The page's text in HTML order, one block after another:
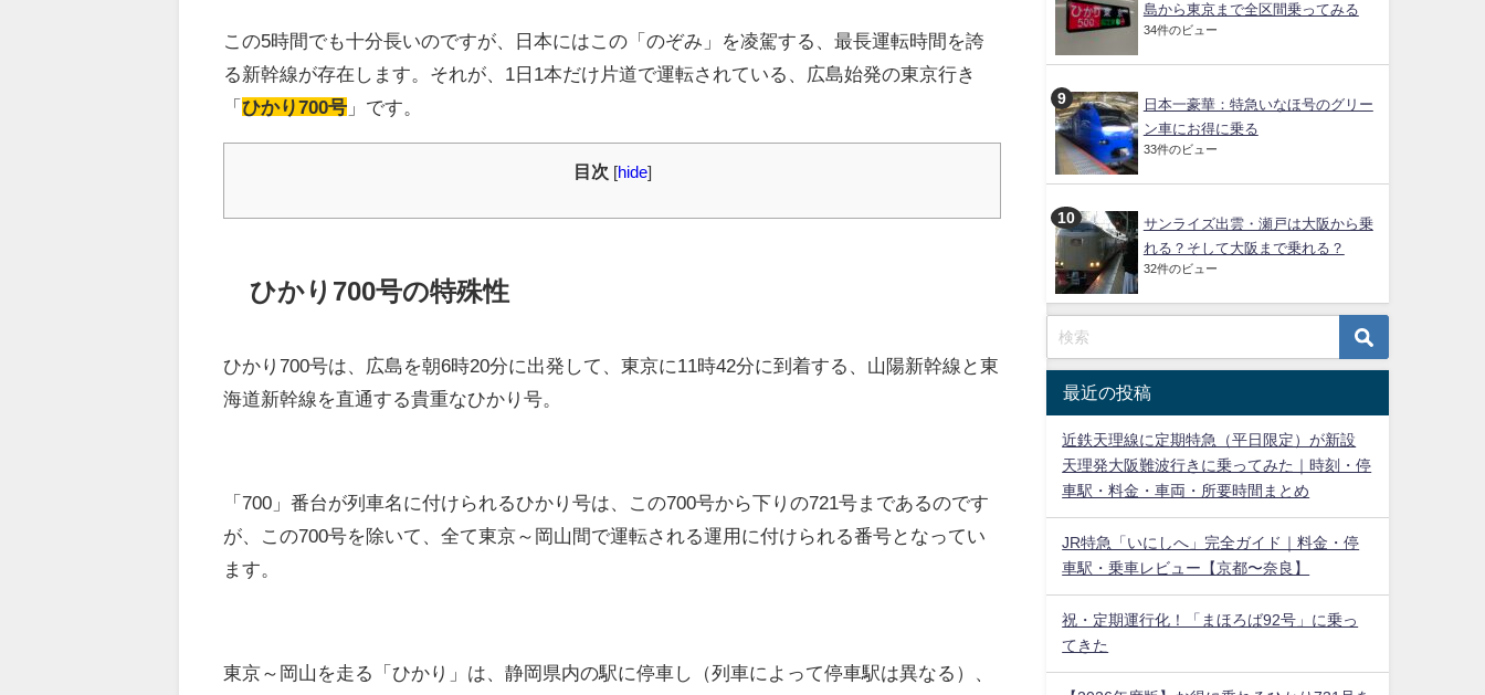
この5時間でも十分長いのですが、日本にはこの「のぞみ」を凌駕する、最長運転時間を誇
る新幹線が存在します。それが、1日1本だけ片道で運転されている、広島始発の東京行き
「ひかり700号 」です。
目次 hide]
ひかり700号の特殊性
ひかり700号は、広島を朝6時20分に出発して、東京に11時42分に到着する、山陽新幹線と東
海道新幹線を直通する貴重なひかり号。
「700」番台が列車名に付けられるひかり号は、この700号から下りの721号まであるのです
が、この700号を除いて、全て東京～岡山間で運転される運用に付けられる番号となってい
ます。
東京～岡山を走る「ひかり」は、静岡県内の駅に停車し（列車によって停車駅は異なる）、
島から東京まで全区間乗ってみる
34件のビュー
日本一豪華：特急いなほ号のグリー
ン車にお得に乗る
33件のビュー
サンライズ出雲・瀬戸は大阪から乗
れる？そして大阪まで乗れる？
32件のビュー
最近の投稿
近鉄天理線に定期特急（平日限定）が新設
天理発大阪難波行きに乗ってみた｜時刻・停
車駅・料金・車両・所要時間まとめ
JR特急「いにしへ」完全ガイド｜料金・停
車駅・乗車レビュー【京都〜奈良】
祝・定期運行化！「まほろば92号」に乗っ
てきた